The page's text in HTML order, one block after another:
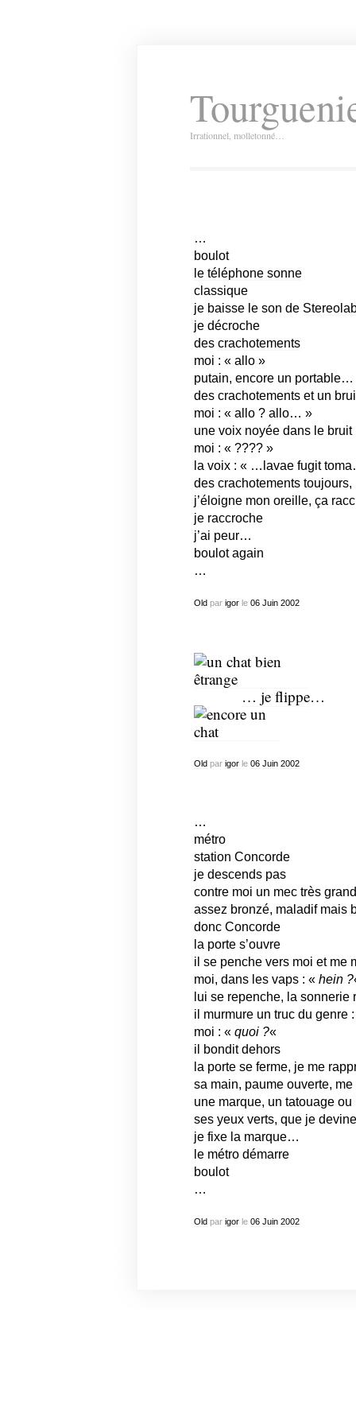
Irrationnel, molletonné…
…
boulot
le téléphone sonne
classique
je baisse le son de
je décroche
des crachotements
moi : « allo »
putain, encore un portable…
des crachotements et un
moi : « allo ? allo… »
une voix noyée dans le
moi : « ???? »
la voix : « …lavae fugit
des crachotements
j’éloigne mon oreille, ça
je raccroche
j’ai peur…
boulot again
…
Oldpar igorle 06 Juin 2002
… je flippe…
Oldpar igorle 06 Juin 2002
…
métro
station Concorde
je descends pas
contre moi un mec très
assez bronzé, maladif mais
donc Concorde
la porte s’ouvre
il se penche vers moi et me
moi, dans les vaps : « hein ?
lui se repenche, la sonnerie
il murmure un truc du genre
moi : « quoi ?«
il bondit dehors
la porte se ferme, je me
sa main, paume ouverte,
une marque, un tatouage
ses yeux verts, que je
je fixe la marque…
le métro démarre
boulot
…
Oldpar igorle 06 Juin 2002